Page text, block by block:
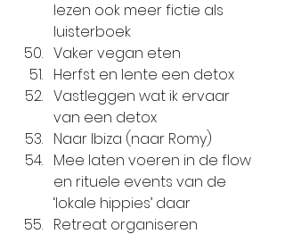
lezen ook meer fictie als
luisterboek
Vaker vegan eten
Herfst en lente een detox
Vastleggen wat ik ervaar
van een detox
Naar Ibiza (naar Romy)
Mee laten voeren in de flow
en rituele events van de
‘lokale hippies’ daar
Retreat organiseren